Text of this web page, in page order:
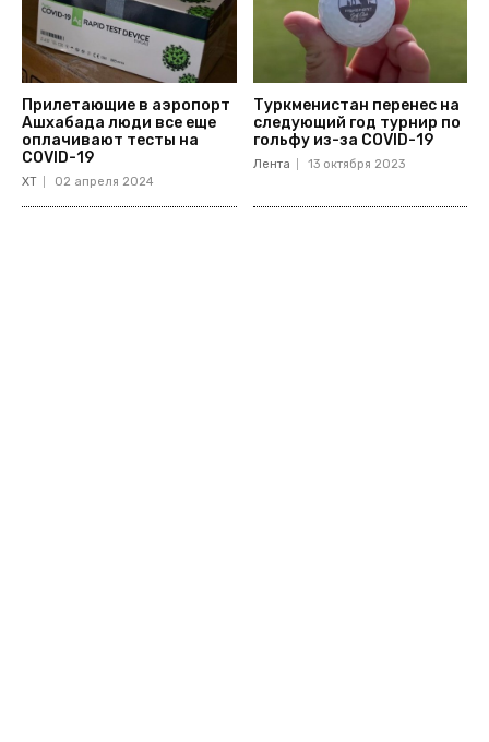
Прилетающие в аэропорт
Ашхабада люди все еще
оплачивают тесты на
COVID-19
ХТ 02 апреля 2024
Туркменистан перенес на
следующий год турнир по
гольфу из-за COVID-19
Лента 13 октября 2023